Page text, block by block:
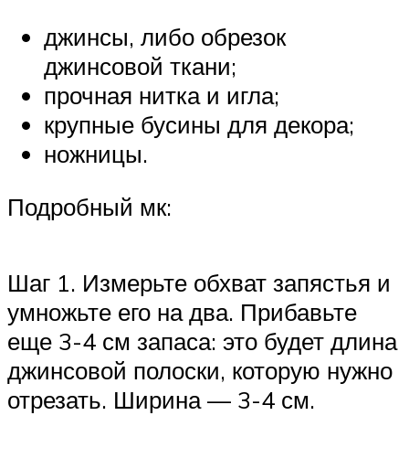
джинсы, либо обрезок
джинсовой ткани;
прочная нитка и игла;
крупные бусины для декора;
ножницы.
Подробный мк:
Шаг 1. Измерьте обхват запястья и
умножьте его на два. Прибавьте
еще 3-4 см запаса: это будет длина
джинсовой полоски, которую нужно
отрезать. Ширина — 3-4 см.